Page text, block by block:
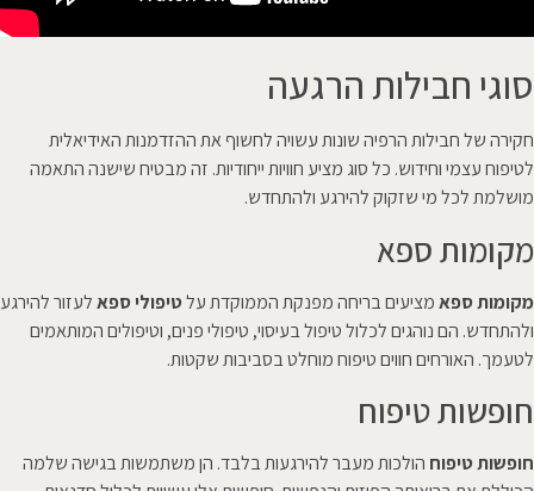
סוגי חבילות הרגעה
חקירה של חבילות הרפיה שונות עשויה לחשוף את ההזדמנות האידיאלית
לטיפוח עצמי וחידוש. כל סוג מציע חוויות ייחודיות. זה מבטיח שישנה התאמה
מושלמת לכל מי שזקוק להירגע ולהתחדש.
מקומות ספא
מקומות ספאמציעים בריחה מפנקת הממוקדת עלטיפולי ספאלעזור להירגע
ולהתחדש. הם נוהגים לכלול טיפול בעיסוי, טיפולי פנים, וטיפולים המותאמים
לטעמך. האורחים חווים טיפוח מוחלט בסביבות שקטות.
חופשות טיפוח
חופשות טיפוח הולכות מעבר להירגעות בלבד. הן משתמשות בגישה שלמה